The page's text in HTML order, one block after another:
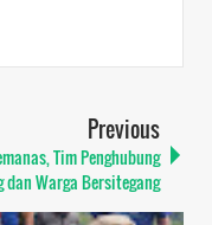
Previous
Tim Penghubung
dan Warga Bersitegang